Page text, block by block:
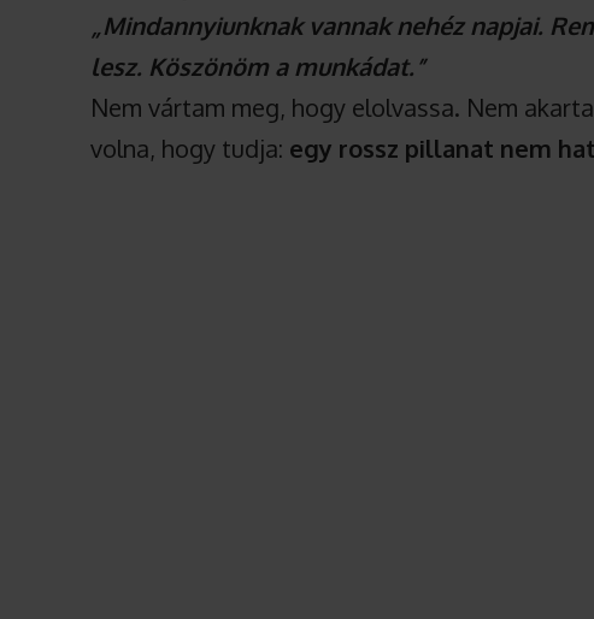
„Mindannyiunknak vannak nehéz napjai.
lesz. Köszönöm a munkádat.”
Nem vártam meg, hogy elolvassa. Nem
volna, hogy tudja: egy rossz pillanat nem